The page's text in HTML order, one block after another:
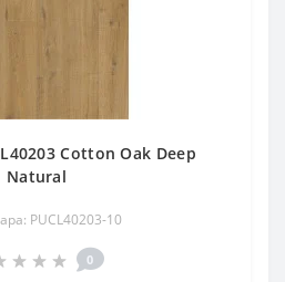
Cotton Oak Deep
Natural
PUCL40203-10
0